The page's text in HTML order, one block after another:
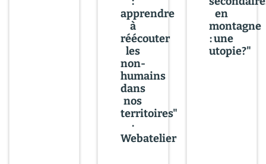
apprendre
à
réécouter
les
non-
humains
dans
nos
territoires"
·
Webatelier
en
montagne
: une
utopie?"